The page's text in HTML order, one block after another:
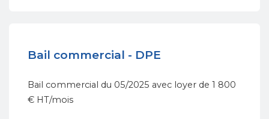
Bail commercial - DPE
Bail commercial du 05/2025 avec loyer de 1 800
€ HT/mois